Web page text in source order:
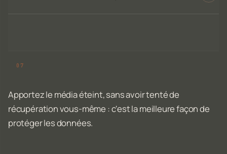
Apportez le média éteint, sans avoir tenté de
récupération vous-même : c'est la meilleure façon de
protéger les données.